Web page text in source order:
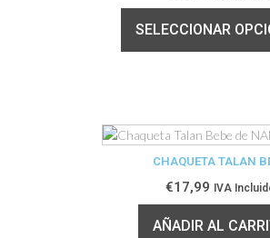
SELECCIONAR
CHAQUETA TALAN
€17,99 IVA
AÑADIR AL